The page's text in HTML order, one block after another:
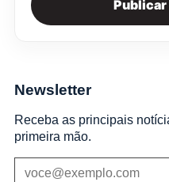
Newsletter
Receba as principais
primeira mão.